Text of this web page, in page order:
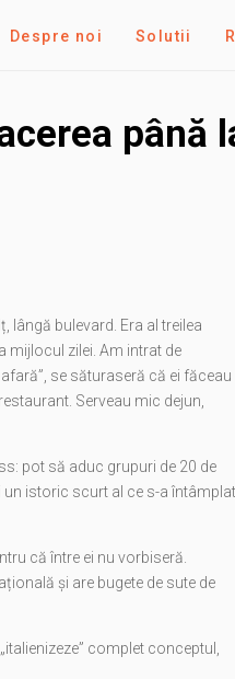
Despre noi Solutii
până
bulevard. Era al treilea
mijlocul zilei. Am intrat de
se săturaseră că ei făceau
Serveau mic dejun,
pot să aduc grupuri de 20 de
un istoric scurt al ce s-a întâmplat
că între ei nu vorbiseră.
și are bugete de sute de
complet conceptul,